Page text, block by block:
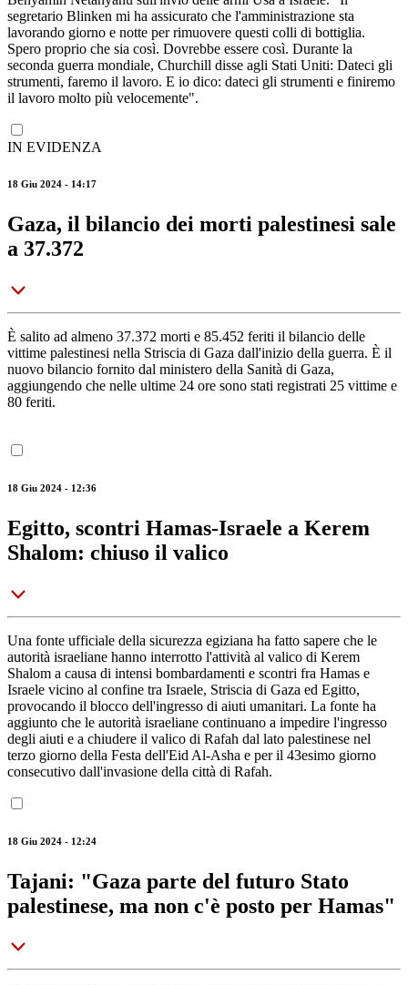
segretario Blinken mi ha assicurato che l'amministrazione sta
lavorando giorno e notte per rimuovere questi colli di bottiglia.
Spero proprio che sia così. Dovrebbe essere così. Durante la
seconda guerra mondiale, Churchill disse agli Stati Uniti: Dateci gli
strumenti, faremo il lavoro. E io dico: dateci gli strumenti e finiremo
il lavoro molto più velocemente".
IN EVIDENZA
18 Giu 2024 - 14:17
Gaza, il bilancio dei morti palestinesi sale
a 37.372
È salito ad almeno 37.372 morti e 85.452 feriti il bilancio delle
vittime palestinesi nella Striscia di Gaza dall'inizio della guerra. È il
nuovo bilancio fornito dal ministero della Sanità di Gaza,
aggiungendo che nelle ultime 24 ore sono stati registrati 25 vittime e
80 feriti.
18 Giu 2024 - 12:36
Egitto, scontri Hamas-Israele a Kerem
Shalom: chiuso il valico
Una fonte ufficiale della sicurezza egiziana ha fatto sapere che le
autorità israeliane hanno interrotto l'attività al valico di Kerem
Shalom a causa di intensi bombardamenti e scontri fra Hamas e
Israele vicino al confine tra Israele, Striscia di Gaza ed Egitto,
provocando il blocco dell'ingresso di aiuti umanitari. La fonte ha
aggiunto che le autorità israeliane continuano a impedire l'ingresso
degli aiuti e a chiudere il valico di Rafah dal lato palestinese nel
terzo giorno della Festa dell'Eid Al-Asha e per il 43esimo giorno
consecutivo dall'invasione della città di Rafah.
18 Giu 2024 - 12:24
Tajani: "Gaza parte del futuro Stato
palestinese, ma non c'è posto per Hamas"